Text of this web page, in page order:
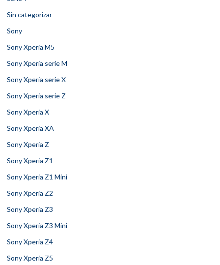
Sin categorizar
Sony
Sony Xperia M5
Sony Xperia serie M
Sony Xperia serie X
Sony Xperia serie Z
Sony Xperia X
Sony Xperia XA
Sony Xperia Z
Sony Xperia Z1
Sony Xperia Z1 Mini
Sony Xperia Z2
Sony Xperia Z3
Sony Xperia Z3 Mini
Sony Xperia Z4
Sony Xperia Z5